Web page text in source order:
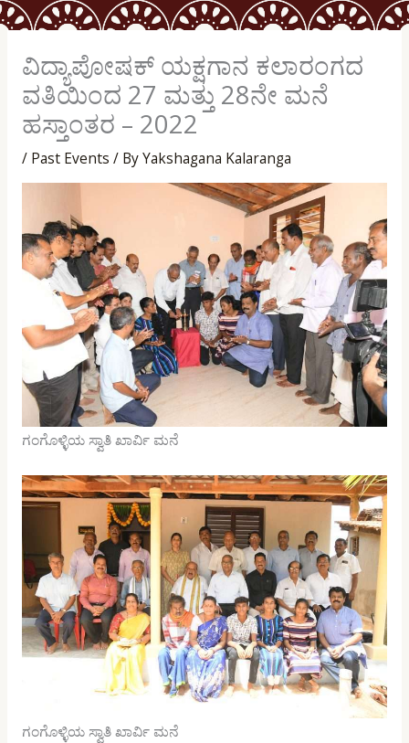
ವಿದ್ಯಾಪೋಷಕ್ ಯಕ್ಷಗಾನ ಕಲಾರಂಗದ
ವತಿಯಿಂದ 27 ಮತ್ತು 28ನೇ ಮನೆ
ಹಸ್ತಾಂತರ – 2022
/ Past Events / ByYakshagana Kalaranga
ಗಂಗೊಳ್ಳಿಯ ಸ್ವಾತಿ ಖಾರ್ವಿ ಮನೆ
ಗಂಗೊಳ್ಳಿಯ ಸ್ವಾತಿ ಖಾರ್ವಿ ಮನೆ